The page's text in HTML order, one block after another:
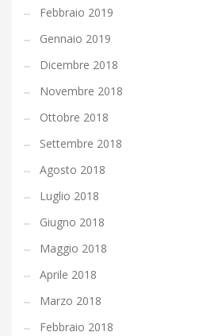
Febbraio 2019
Gennaio 2019
Dicembre 2018
Novembre 2018
Ottobre 2018
Settembre 2018
Agosto 2018
Luglio 2018
Giugno 2018
Maggio 2018
Aprile 2018
Marzo 2018
Febbraio 2018